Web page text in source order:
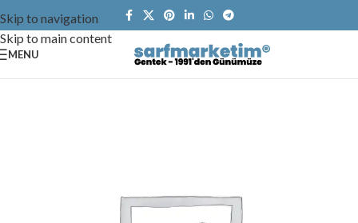
Skip to navigation
Skip to main content
MENU